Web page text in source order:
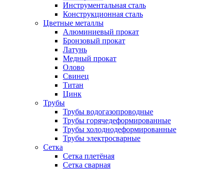
Инструментальная сталь
Конструкционная сталь
Цветные металлы
Алюминиевый прокат
Бронзовый прокат
Латунь
Медный прокат
Олово
Свинец
Титан
Цинк
Трубы
Трубы водогазопроводные
Трубы горячедеформированные
Трубы холоднодеформированные
Трубы электросварные
Сетка
Сетка плетёная
Сетка сварная